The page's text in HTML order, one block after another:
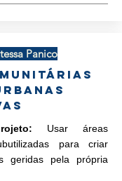
Panico
Usar áreas
para criar
geridas pela própria